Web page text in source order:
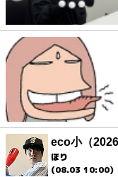
eco小（
ほり
(08.03 10:00)